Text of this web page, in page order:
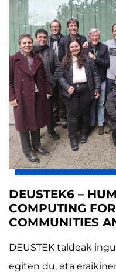
DEUSTEK6 –
COMPUTING
COMMUNITIES
DEUSTEK taldeak
egiten du, eta